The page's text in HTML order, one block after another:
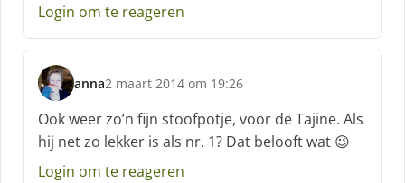
Login om te reageren
anna
s
c
h
r
e
2 maart 2014 om 19:26
Ook weer zo’n fijn stoofpotje, voor de Tajine. Als
hij net zo lekker is als nr. 1? Dat belooft wat 😉
Login om te reageren